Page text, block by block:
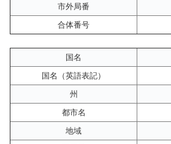
市外局番
合体番号
国名
国名（英語表記）
州
都市名
地域